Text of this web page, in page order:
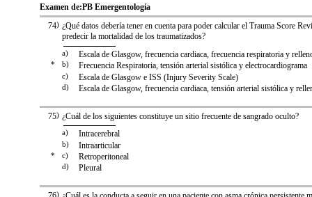
Examen de:PB Emergentología
)
74 ¿Qué datos debería tener en cuenta para poder calcular el Trauma Score
predecir la mortalidad de los traumatizados?
a) Escala de Glasgow, frecuencia cardiaca, frecuencia respiratoria y
* b) Frecuencia Respiratoria, tensión arterial sistólica y electrocardiograma
c) Escala de Glasgow e ISS (Injury Severity Scale)
d) Escala de Glasgow, frecuencia cardiaca, tensión arterial sistólica y
)
75 ¿Cuál de los siguientes constituye un sitio frecuente de sangrado oculto?
a) Intracerebral
b) Intraarticular
* c) Retroperitoneal
d) Pleural
)